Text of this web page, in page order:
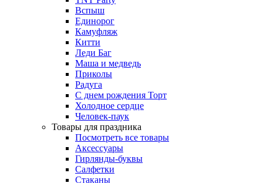
Вспыш
Единорог
Камуфляж
Китти
Леди Баг
Маша и медведь
Приколы
Радуга
С днем рождения Торт
Холодное сердце
Человек-паук
Товары для праздника
Посмотреть все товары
Аксессуары
Гирлянды-буквы
Салфетки
Стаканы